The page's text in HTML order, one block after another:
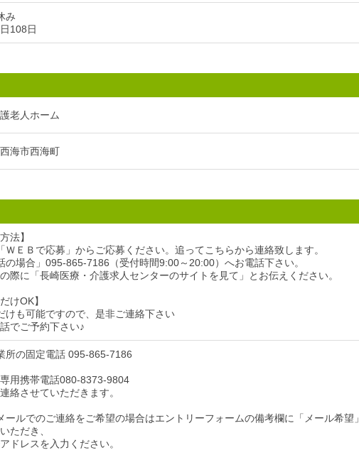
み
108日
老人ホーム
海市西海町
法】
ＷＥＢで応募」からご応募ください。追ってこちらから連絡致します。
の場合」095-865-7186（受付時間9:00～20:00）へお電話下さい。
際に「長崎医療・介護求人センターのサイトを見て」とお伝えください。
けOK】
けも可能ですので、是非ご連絡下さい
でご予約下さい♪
所の固定電話 095-865-7186
用携帯電話080-8373-9804
絡させていただきます。
ールでのご連絡をご希望の場合はエントリーフォームの備考欄に「メール希望」
ただき、
ドレスを入力ください。